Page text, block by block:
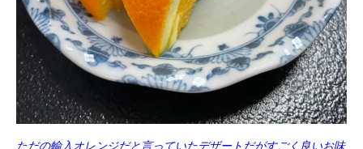
ただの輸入オレンジだと言っていたデザートだがすごく良いお味